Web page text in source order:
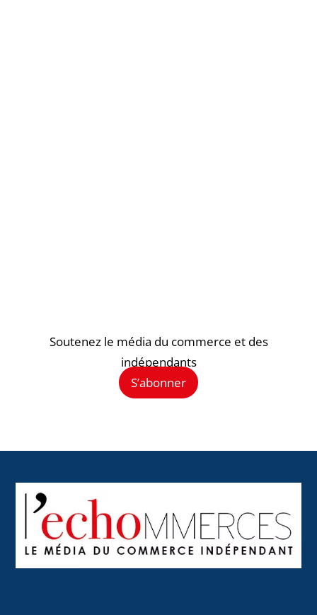
Soutenez le média du commerce et des
indépendants
S’abonner
To
Top